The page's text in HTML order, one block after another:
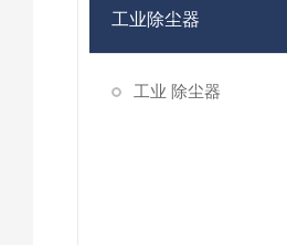
工业除尘器
工业 除尘器